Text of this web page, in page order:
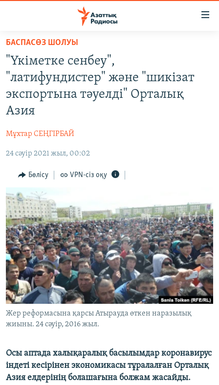
Skip
main
content
to
main
Skip
to
ЖАҢАЛЫҚТАР
САЯСАТ
AZATTYQTV
ҚАҢТАР ОҚИҒАСЫ
ӘЛЕУМЕТ
ӘЛЕМ
АРНАЙЫ ЖОБАЛАР
Русский
ЖАЗЫЛЫҢЫЗ
Басқа тілдерде
БАСПАСӨЗ ШОЛУЫ
"Үкіметке сенбеу",
"латифундистер" және "шикізат
экспортына тәуелді" Орталық
Азия
Мұхтар СЕҢГІРБАЙ
24 сәуір 2021 жыл, 00:02
Бөлісу VPN-сіз оқу
Жер реформасына қарсы Атырауда өткен наразылық
жиыны. 24 сәуір, 2016 жыл.
​​​​​​​Осы аптада халықаралық басылымдар коронавирус
індеті кесірінен экономикасы тұралалған Орталық
Азия елдерінің болашағына болжам жасайды.